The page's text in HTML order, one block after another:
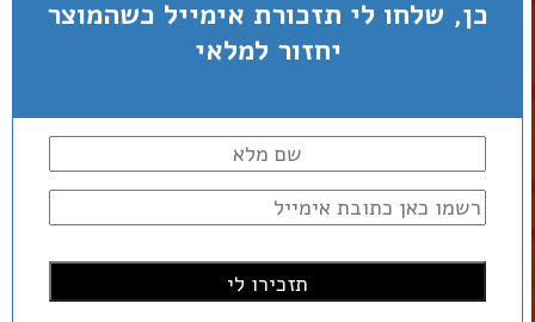
כן, שלחו לי תזכורת אימייל כשהמוצר
יחזור למלאי